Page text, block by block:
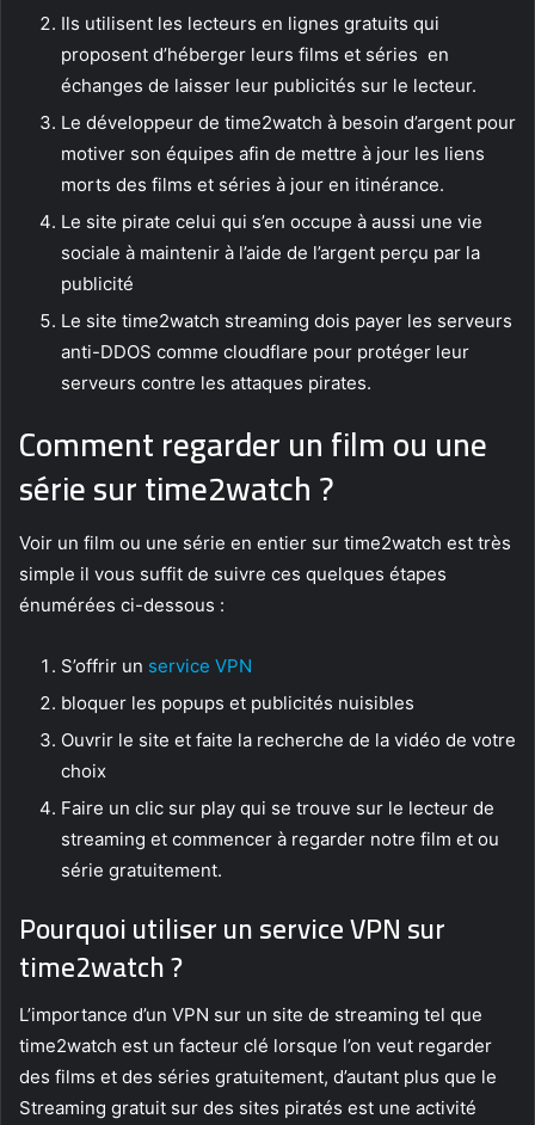
Ils utilisent les lecteurs en lignes gratuits qui
proposent d’héberger leurs films et séries en
échanges de laisser leur publicités sur le lecteur.
Le développeur de time2watch à besoin d’argent pour
motiver son équipes afin de mettre à jour les liens
morts des films et séries à jour en itinérance.
Le site pirate celui qui s’en occupe à aussi une vie
sociale à maintenir à l’aide de l’argent perçu par la
publicité
Le site time2watch streaming dois payer les serveurs
anti-DDOS comme cloudflare pour protéger leur
serveurs contre les attaques pirates.
Comment regarder un film ou une
série sur time2watch ?
Voir un film ou une série en entier sur time2watch est très
simple il vous suffit de suivre ces quelques étapes
énumérées ci-dessous :
S’offrir un service VPN
bloquer les popups et publicités nuisibles
Ouvrir le site et faite la recherche de la vidéo de votre
choix
Faire un clic sur play qui se trouve sur le lecteur de
streaming et commencer à regarder notre film et ou
série gratuitement.
Pourquoi utiliser un service VPN sur
time2watch ?
L’importance d’un VPN sur un site de streaming tel que
time2watch est un facteur clé lorsque l’on veut regarder
des films et des séries gratuitement, d’autant plus que le
Streaming gratuit sur des sites piratés est une activité